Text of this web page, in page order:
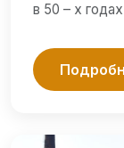
в 50 – х